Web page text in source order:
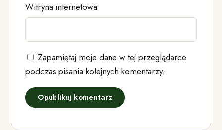
Witryna internetowa
Zapamiętaj moje dane w tej przeglądarce
podczas pisania kolejnych komentarzy.